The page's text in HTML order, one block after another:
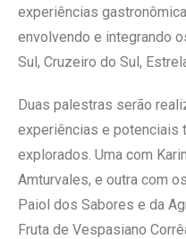
experiências
envolvendo e integrando
Sul, Cruzeiro do Sul,
Duas palestras serão
experiências e potenciais
explorados. Uma com
Amturvales, e outra com
Paiol dos Sabores e da
Fruta de Vespasiano